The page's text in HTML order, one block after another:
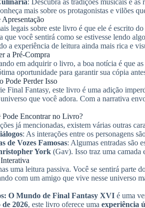
: Descubra as tradições musicais e
mais sobre os protagonistas e vilões
legais sobre este livro é que ele é escrito
você sentirá como se estivesse lendo
a experiência de leitura ainda mais rica e
a Pré-Compra
em adquirir o livro, a boa notícia é que
oportunidade para garantir sua cópia
Pode Perder Isso
Final Fantasy, este livro é uma adição
que você adora. Com a narrativa
Encontrar no Livro?
já mencionadas, existem várias outras
: As interações entre os personagens
de Vozes Famosas: Algumas entradas são
York (Gav). Isso traz uma camada
uma leitura passiva. Você se sentirá parte
com um amigo que vive nesse universo
O Mundo de Final Fantasy XVI é uma
de 2026, este livro oferece uma experiência